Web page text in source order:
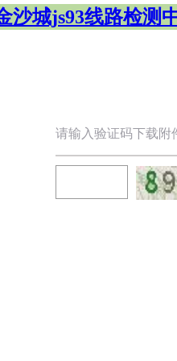
沙城js93线路检测
请输入验证码下载附